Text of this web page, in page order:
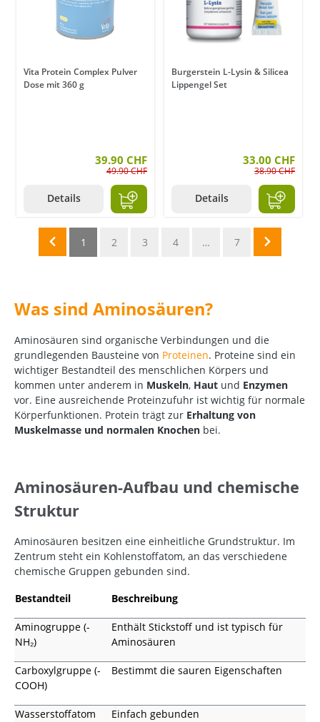
Vita Protein Complex Pulver
Dose mit 360 g
39.90 CHF
49.90 CHF
Details
Burgerstein L-Lysin & Silicea
Lippengel Set
33.00 CHF
38.90 CHF
Details
1 2 3 4 … 7
Was sind Aminosäuren?
Aminosäuren sind organische Verbindungen und die
grundlegenden Bausteine von Proteinen. Proteine sind ein
wichtiger Bestandteil des menschlichen Körpers und
kommen unter anderem in Muskeln, Haut und Enzymen
vor. Eine ausreichende Proteinzufuhr ist wichtig für normale
Körperfunktionen. Protein trägt zur Erhaltung von
Muskelmasse und normalen Knochen bei.
Aminosäuren-Aufbau und chemische
Struktur
Aminosäuren besitzen eine einheitliche Grundstruktur. Im
Zentrum steht ein Kohlenstoffatom, an das verschiedene
chemische Gruppen gebunden sind.
Bestandteil
Beschreibung
Aminogruppe (-
NH₂)
Enthält Stickstoff und ist typisch für
Aminosäuren
Carboxylgruppe (-
COOH)
Bestimmt die sauren Eigenschaften
Wasserstoffatom Einfach gebunden